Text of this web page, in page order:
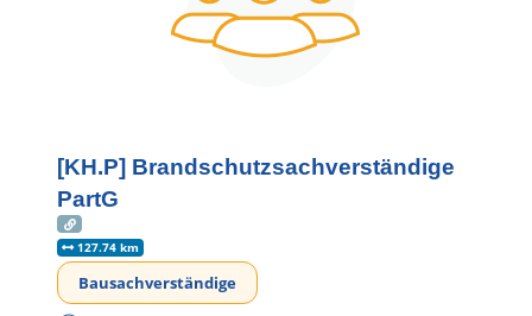
[KH.P] Brandschutzsachverständige
PartG
127.74 km
Bausachverständige